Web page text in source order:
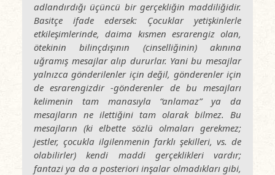
adlandırdığı üçüncü bir gerçekliğin maddiliğidir.
Basitçe ifade edersek: Çocuklar yetişkinlerle
etkileşimlerinde, daima kısmen esrarengiz olan,
ötekinin bilinçdışının (cinselliğinin) akınına
uğramış mesajlar alıp dururlar. Yani bu mesajlar
yalnızca gönderilenler için değil, gönderenler için
de esrarengizdir -gönderenler de bu mesajları
kelimenin tam manasıyla “anlamaz” ya da
mesajların ne ilettiğini tam olarak bilmez. Bu
mesajların (ki elbette sözlü olmaları gerekmez;
jestler, çocukla ilgilenmenin farklı şekilleri, vs. de
olabilirler) kendi maddi gerçeklikleri vardır;
fantazi ya da a posteriori inşalar olmadıkları gibi,